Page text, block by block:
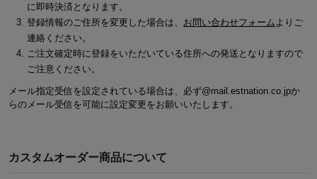
に即時決済となります。
登録情報のご住所を変更した場合は、 お問い合わせフォーム よりご
連絡ください。
ご注文確定時に登録をいただいている住所への発送となりますので
ご注意ください。
メール指定受信を設定されている場合は、必ず@mail.estnation.co.jpか
らのメール受信を可能に設定変更をお願いいたします。
カスタムオーダー商品について